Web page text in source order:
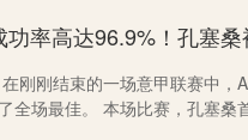
刚刚结束的一场意甲联赛中，
全场最佳。 本场比赛，孔塞桑